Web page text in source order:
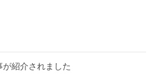
紹介されました